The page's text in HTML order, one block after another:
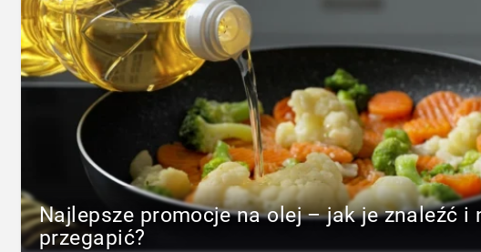
Najlepsze promocje na olej – jak je znaleźć i
przegapić?